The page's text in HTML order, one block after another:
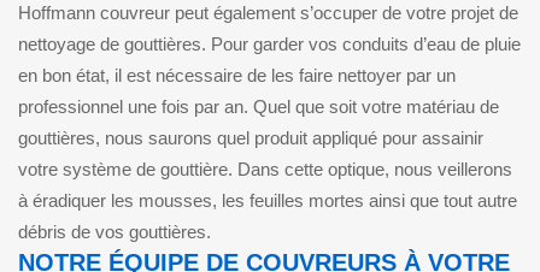
Hoffmann couvreur peut également s’occuper de votre projet de
nettoyage de gouttières. Pour garder vos conduits d’eau de pluie
en bon état, il est nécessaire de les faire nettoyer par un
professionnel une fois par an. Quel que soit votre matériau de
gouttières, nous saurons quel produit appliqué pour assainir
votre système de gouttière. Dans cette optique, nous veillerons
à éradiquer les mousses, les feuilles mortes ainsi que tout autre
débris de vos gouttières.
NOTRE ÉQUIPE DE COUVREURS À VOTRE